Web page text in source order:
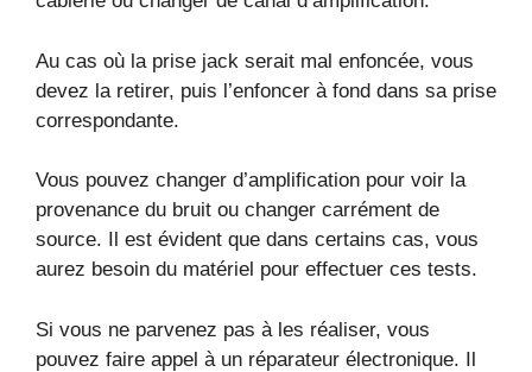
Au cas où la prise jack serait mal enfoncée, vous
devez la retirer, puis l’enfoncer à fond dans sa prise
correspondante.
Vous pouvez changer d’amplification pour voir la
provenance du bruit ou changer carrément de
source. Il est évident que dans certains cas, vous
aurez besoin du matériel pour effectuer ces tests.
Si vous ne parvenez pas à les réaliser, vous
pouvez faire appel à un réparateur électronique. Il